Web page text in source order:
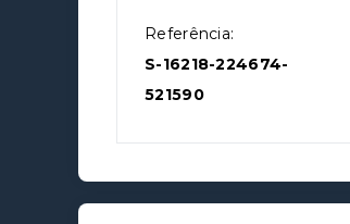
Referência:
S-16218-224674-
521590